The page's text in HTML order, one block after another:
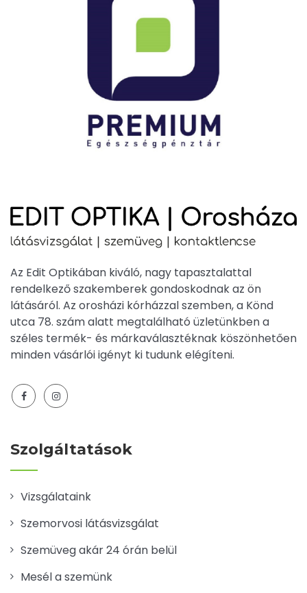
Az Edit Optikában kiváló, nagy tapasztalattal
rendelkező szakemberek gondoskodnak az ön
látásáról. Az orosházi kórházzal szemben, a Könd
utca 78. szám alatt megtalálható üzletünkben a
széles termék- és márkaválasztéknak köszönhetően
minden vásárlói igényt ki tudunk elégíteni.
Szolgáltatások
Vizsgálataink
Szemorvosi látásvizsgálat
Szemüveg akár 24 órán belül
Mesél a szemünk